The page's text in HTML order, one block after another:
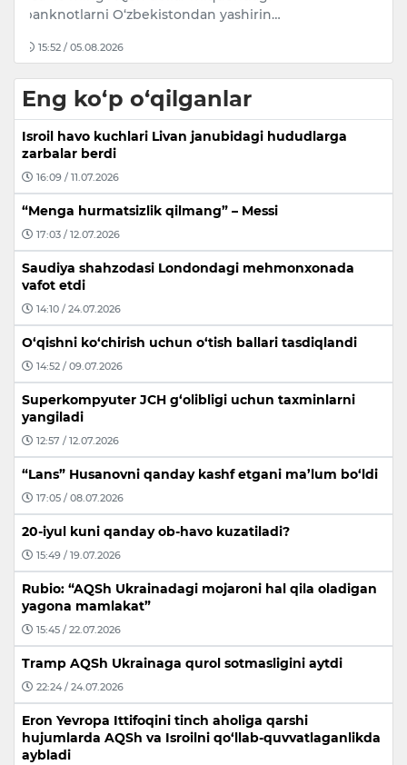
Eng ko‘p o‘qilganlar
Isroil havo kuchlari Livan janubidagi hududlarga
zarbalar berdi
16:09 / 11.07.2026
“Menga hurmatsizlik qilmang” – Messi
17:03 / 12.07.2026
Saudiya shahzodasi Londondagi mehmonxonada
vafot etdi
14:10 / 24.07.2026
O‘qishni ko‘chirish uchun o‘tish ballari tasdiqlandi
14:52 / 09.07.2026
Superkompyuter JCH g‘olibligi uchun taxminlarni
yangiladi
12:57 / 12.07.2026
“Lans” Husanovni qanday kashf etgani ma’lum bo‘ldi
17:05 / 08.07.2026
20-iyul kuni qanday ob-havo kuzatiladi?
15:49 / 19.07.2026
Rubio: “AQSh Ukrainadagi mojaroni hal qila oladigan
yagona mamlakat”
15:45 / 22.07.2026
Tramp AQSh Ukrainaga qurol sotmasligini aytdi
22:24 / 24.07.2026
Eron Yevropa Ittifoqini tinch aholiga qarshi
hujumlarda AQSh va Isroilni qo‘llab-quvvatlaganlikda
aybladi